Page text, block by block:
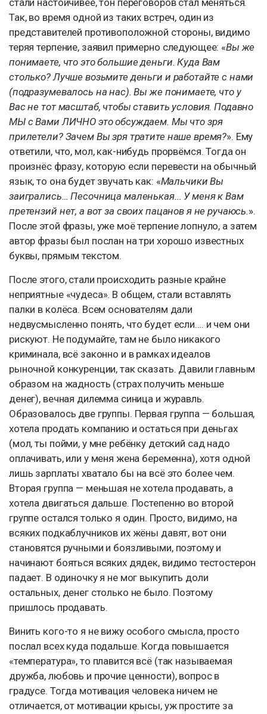
стали настойчивее, тон переговоров стал меняться.
Так, во время одной из таких встреч, один из
представителей противоположной стороны, видимо
теряя терпение, заявил примерно следующее: «Вы же
понимаете, что это большие деньги. Куда Вам
столько? Лучше возьмите деньги и работайте с нами
(подразумевалось на нас). Вы же понимаете, что у
Вас не тот масштаб, чтобы ставить условия. Подавно
МЫ с Вами ЛИЧНО это обсуждаем. Мы что зря
прилетели? Зачем Вы зря тратите наше время?». Ему
ответили, что, мол, как-нибудь прорвёмся. Тогда он
произнёс фразу, которую если перевести на обычный
язык, то она будет звучать как: «Мальчики Вы
заигрались… Песочница маленькая... У меня к Вам
претензий нет, а вот за своих пацанов я не ручаюсь.».
После этой фразы, уже моё терпение лопнуло, а затем
автор фразы был послан на три хорошо известных
буквы, прямым текстом.
После этого, стали происходить разные крайне
неприятные «чудеса». В общем, стали вставлять
палки в колёса. Всем основателям дали
недвусмысленно понять, что будет если…. и чем они
рискуют. Не подумайте, там не было никакого
криминала, всё законно и в рамках идеалов
рыночной конкуренции, так сказать. Давили главным
образом на жадность (страх получить меньше
денег), вечная дилемма синица и журавль.
Образовалось две группы. Первая группа — большая,
хотела продать компанию и остаться при деньгах
(мол, ты пойми, у мне ребёнку детский сад надо
оплачивать, или у меня жена беременна), хотя одной
лишь зарплаты хватало бы на всё это более чем.
Вторая группа — меньшая не хотела продавать, а
хотела двигаться дальше. Постепенно во второй
группе остался только я один. Просто, видимо, на
всяких подкаблучников их жёны давят, вот они
становятся ручными и боязливыми, поэтому и
начинают бояться всяких дядек, видимо тестостерон
падает. В одиночку я не мог выкупить доли
остальных, денег столько не было. Поэтому
пришлось продавать.
Винить кого-то я не вижу особого смысла, просто
послал всех куда подальше. Когда повышается
«температура», то плавится всё (так называемая
дружба, любовь и прочие ценности), вопрос в
градусе. Тогда мотивация человека ничем не
отличается, от мотивации крысы, уж простите за